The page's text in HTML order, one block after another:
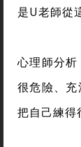
是U老師從
心理師分
很危險、
把自己練得